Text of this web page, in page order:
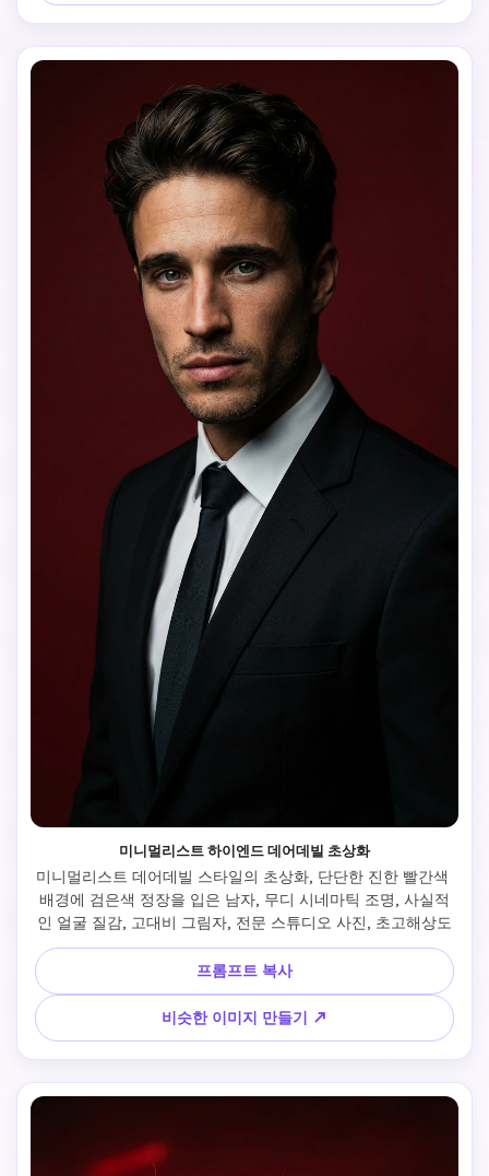
미니멀리스트 하이엔드 데어데빌 초상화
미니멀리스트 데어데빌 스타일의 초상화, 단단한 진한 빨간색
배경에 검은색 정장을 입은 남자, 무디 시네마틱 조명, 사실적
인 얼굴 질감, 고대비 그림자, 전문 스튜디오 사진, 초고해상도
프롬프트 복사
비슷한 이미지 만들기 ↗